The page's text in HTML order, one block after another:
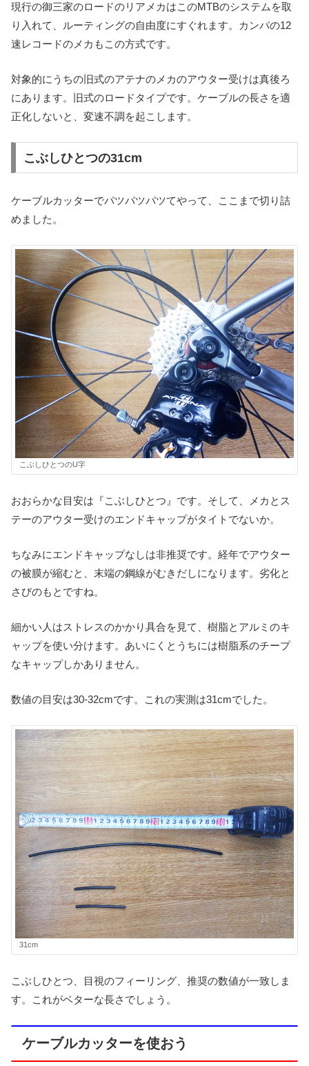
現行の御三家のロードのリアメカはこのMTBのシステムを取
り入れて、ルーティングの自由度にすぐれます。カンパの12
速レコードのメカもこの方式です。
対象的にうちの旧式のアテナのメカのアウター受けは真後ろ
にあります。旧式のロードタイプです。ケーブルの長さを適
正化しないと、変速不調を起こします。
こぶしひとつの31cm
ケーブルカッターでパツパツパツてやって、ここまで切り詰
めました。
こぶしひとつのU字
おおらかな目安は『こぶしひとつ』です。そして、メカとス
テーのアウター受けのエンドキャップがタイトでないか。
ちなみにエンドキャップなしは非推奨です。経年でアウター
の被膜が縮むと、末端の鋼線がむきだしになります。劣化と
さびのもとですね。
細かい人はストレスのかかり具合を見て、樹脂とアルミのキ
ャップを使い分けます。あいにくとうちには樹脂系のチープ
なキャップしかありません。
数値の目安は30-32cmです。これの実測は31cmでした。
31cm
こぶしひとつ、目視のフィーリング、推奨の数値が一致しま
す。これがベターな長さでしょう。
ケーブルカッターを使おう